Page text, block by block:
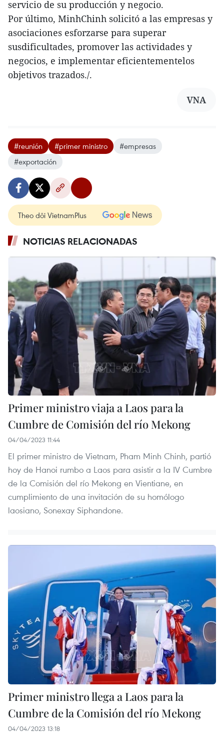
servicio de su producción y negocio.
Por último, MinhChinh solicitó a las empresas y
asociaciones esforzarse para superar
susdificultades, promover las actividades y
negocios, e implementar eficientementelos
objetivos trazados./.
VNA
#reunión #primer ministro
#empresas
#exportación
Theo dõi VietnamPlus
NOTICIAS RELACIONADAS
Primer ministro viaja a Laos para la
Cumbre de Comisión del río Mekong
04/04/2023 11:44
El primer ministro de Vietnam, Pham Minh Chinh, partió
hoy de Hanoi rumbo a Laos para asistir a la IV Cumbre
de la Comisión del río Mekong en Vientiane, en
cumplimiento de una invitación de su homólogo
laosiano, Sonexay Siphandone.
Primer ministro llega a Laos para la
Cumbre de la Comisión del río Mekong
04/04/2023 13:18